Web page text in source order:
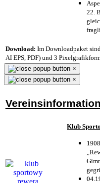
22.
Download: Im Downloadpaket
AI EPS, PDF) und 3
×
×
Klub